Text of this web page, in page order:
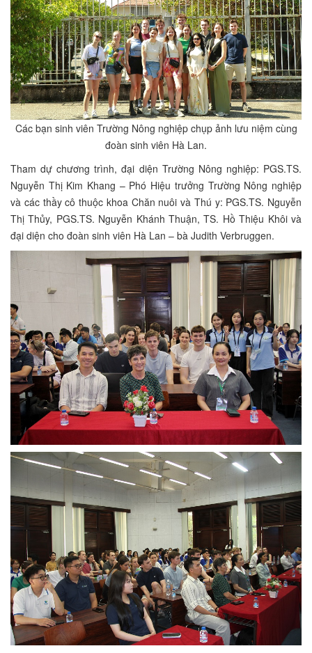
Các bạn sinh viên Trường Nông nghiệp chụp ảnh lưu niệm cùng
đoàn sinh viên Hà Lan.
Tham dự chương trình, đại diện Trường Nông nghiệp: PGS.TS.
Nguyễn Thị Kim Khang – Phó Hiệu trưởng Trường Nông nghiệp
và các thầy cô thuộc khoa Chăn nuôi và Thú y: PGS.TS. Nguyễn
Thị Thủy, PGS.TS. Nguyễn Khánh Thuận, TS. Hồ Thiệu Khôi và
đại diện cho đoàn sinh viên Hà Lan – bà Judith Verbruggen.